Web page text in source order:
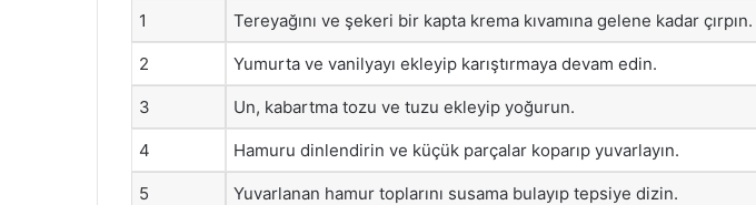
1 Tereyağını ve şekeri bir kapta krema kıvamına gelene kadar çırpın.
2 Yumurta ve vanilyayı ekleyip karıştırmaya devam edin.
3 Un, kabartma tozu ve tuzu ekleyip yoğurun.
4 Hamuru dinlendirin ve küçük parçalar koparıp yuvarlayın.
5 Yuvarlanan hamur toplarını susama bulayıp tepsiye dizin.